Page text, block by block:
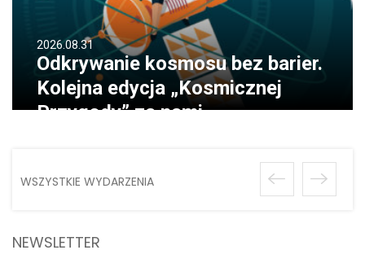
2026.08.31
Odkrywanie kosmosu bez barier.
Kolejna edycja „Kosmicznej
Przygody” za nami
WSZYSTKIE WYDARZENIA
NEWSLETTER